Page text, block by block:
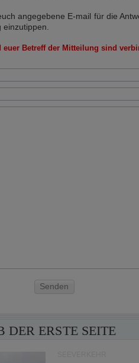
angegebene E-mail für die
euer Betreff der Mitteilung sind
Senden
DER ERSTE SEITE